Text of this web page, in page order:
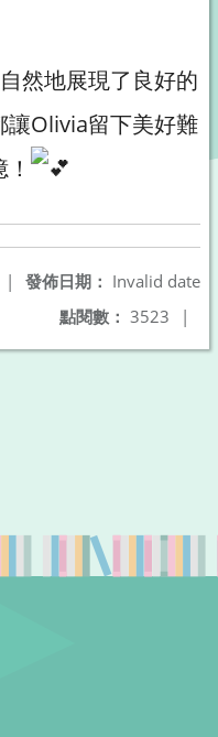
然地展現了良好的
讓Olivia留下美好難
發佈日期： Invalid date
|
點閱數： 3523 |